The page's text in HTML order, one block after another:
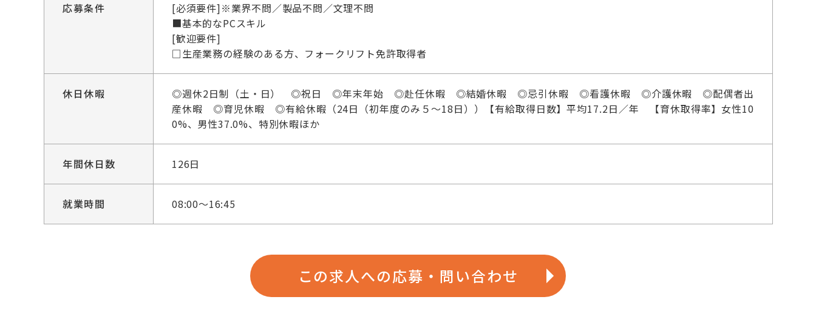
応募条件
[必須要件]※業界不問／製品不問／文理不問
■基本的なPCスキル
[歓迎要件]
□生産業務の経験のある方、フォークリフト免許取得者
休日休暇
◎週休2日制（土・日） ◎祝日 ◎年末年始 ◎赴任休暇 ◎結婚休暇 ◎忌引休暇 ◎看護休暇 ◎介護休暇 ◎配偶者出
産休暇 ◎育児休暇 ◎有給休暇（24日（初年度のみ５～18日））【有給取得日数】平均17.2日／年 【育休取得率】女性10
0%、男性37.0%、特別休暇ほか
年間休日数 126日
就業時間 08:00～16:45
この求人への応募・問い合わせ